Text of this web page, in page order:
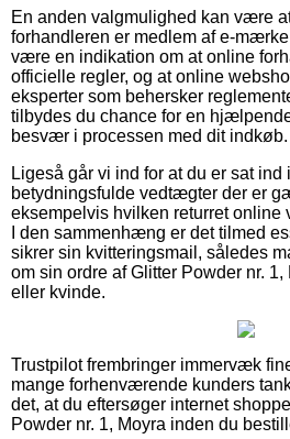
En anden valgmulighed kan være
forhandleren er medlem af e-
være en indikation om at online
officielle regler, og at online
eksperter som behersker
tilbydes du chance for en
besvær i processen med dit indkøb.
Ligeså går vi ind for at du er sat ind
betydningsfulde vedtægter der er
eksempelvis hvilken returret online
I den sammenhæng er det tilmed
sikrer sin kvitteringsmail, således
om sin ordre af Glitter Powder nr. 1,
eller kvinde.
Trustpilot frembringer immervæk
mange forhenværende kunders
det, at du eftersøger internet
Powder nr. 1, Moyra inden du